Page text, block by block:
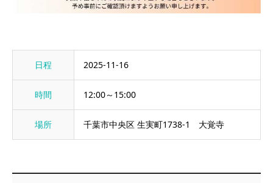
日程 2025-11-16
時間 12:00～15:00
場所 千葉市中央区 生実町1738-1 大覚寺